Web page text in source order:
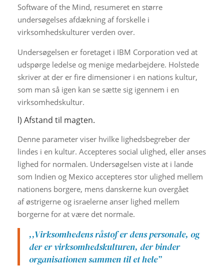
Software of the Mind, resumeret en større
undersøgelses afdækning af forskelle i
virksomhedskulturer verden over.
Undersøgelsen er foretaget i IBM Corporation ved at
udspørge ledelse og menige medarbejdere. Holstede
skriver at der er fire dimensioner i en nations kultur,
som man så igen kan se sætte sig igennem i en
virksomhedskultur.
l) Afstand til magten.
Denne parameter viser hvilke lighedsbegreber der
lindes i en kultur. Accepteres social ulighed, eller anses
lighed for normalen. Undersøgelsen viste at i lande
som Indien og Mexico accepteres stor ulighed mellem
nationens borgere, mens danskerne kun overgået
af østrigerne og israelerne anser lighed mellem
borgerne for at være det normale.
,,Virksomhedens råstof er dens personale, og
der er virksomhedskulturen, der binder
organisationen sammen til et hele”